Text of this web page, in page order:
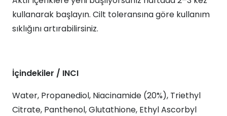
kullanarak başlayın. Cilt toleransına göre kullanım
sıklığını artırabilirsiniz.
İçindekiler / INCI
Water, Propanediol, Niacinamide (20%), Triethyl
Citrate, Panthenol, Glutathione, Ethyl Ascorbyl